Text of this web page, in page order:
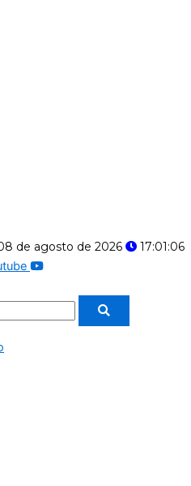
de agosto de 2026
17:01:06